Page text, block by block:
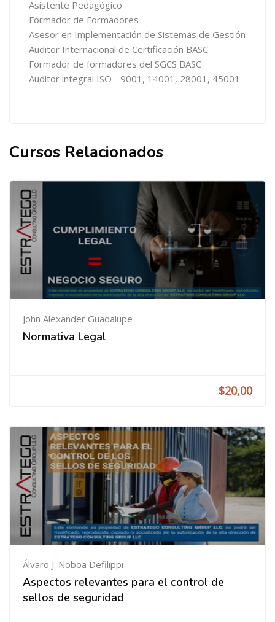
Asistente Pedagógico
Formador de Formadores
Asesor en Implementación de Sistemas de Gestión
Auditor Internacional de Certificación BASC
Formador de formadores del SGCS BASC
Auditor integral ISO - 9001, 14001, 28001, 45001
Cursos Relacionados
John Alexander Guadalupe
Normativa Legal
$20,00
Álvaro J. Noboa Defilippi
Aspectos relevantes para el control de
sellos de seguridad